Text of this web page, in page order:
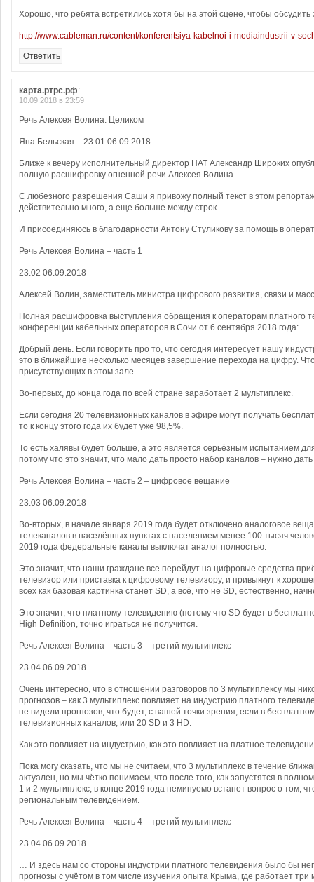
Хорошо, что ребята встретились хотя бы на этой сцене, чтобы обсудить
http://www.cableman.ru/content/konferentsiya-kabelnoi-i-mediaindustrii-v-
Ответить
карта.ртрс.рф:
10.09.2018 в 23:59
Речь Алексея Волина. Целиком
Яна Бельская – 23.01 06.09.2018
Ближе к вечеру исполнительный директор НАТ Александр Широких
полную расшифровку огненной речи Алексея Волина.
С любезного разрешения Саши я привожу полный текст в этом
действительно много, а еще больше между строк.
И присоединяюсь в благодарности Антону Стуликову за помощь в
Речь Алексея Волина – часть 1
23.02 06.09.2018
Алексей Волин, заместитель министра цифрового развития, связи и
Полная расшифровка выступления обращения к операторам платного
конференции кабельных операторов в Сочи от 6 сентября 2018 года:
Добрый день. Если говорить про то, что сегодня интересует нашу
это в ближайшие несколько месяцев завершение перехода на цифру.
присутствующих в этом зале.
Во-первых, до конца года по всей стране заработает 2 мультиплекс.
Если сегодня 20 телевизионных каналов в эфире могут получать
то к концу этого года их будет уже 98,5%.
То есть халявы будет больше, а это является серьёзным испытанием
потому что это значит, что мало дать просто набор каналов – нужно
Речь Алексея Волина – часть 2 – цифровое вещание
23.03 06.09.2018
Во-вторых, в начале января 2019 года будет отключено аналоговое
телеканалов в населённых пунктах с населением менее 100 тысяч
2019 года федеральные каналы выключат аналог полностью.
Это значит, что наши граждане все перейдут на цифровые средства
телевизор или приставка к цифровому телевизору, и привыкнут к
всех как базовая картинка станет SD, а всё, что не SD, естественно,
Это значит, что платному телевидению (потому что SD будет в
High Definition, точно играться не получится.
Речь Алексея Волина – часть 3 – третий мультиплекс
23.04 06.09.2018
Очень интересно, что в отношении разговоров по 3 мультиплексу мы
прогнозов – как 3 мультиплекс повлияет на индустрию платного
не видели прогнозов, что будет, с вашей точки зрения, если в
телевизионных каналов, или 20 SD и 3 HD.
Как это повлияет на индустрию, как это повлияет на платное
Пока могу сказать, что мы не считаем, что 3 мультиплекс в течение
актуален, но мы чётко понимаем, что после того, как запустятся в
1 и 2 мультиплекс, в конце 2019 года неминуемо встанет вопрос о том,
региональным телевидением.
Речь Алексея Волина – часть 4 – третий мультиплекс
23.04 06.09.2018
… И здесь нам со стороны индустрии платного телевидения было бы
прогнозы с учётом в том числе изучения опыта Крыма, где работает три